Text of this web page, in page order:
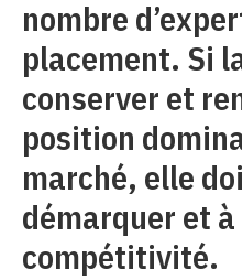
nombre
placement. Si
conserver et
position
marché, elle
démarquer et
compétitivité.